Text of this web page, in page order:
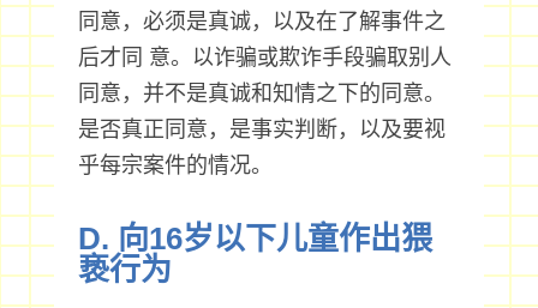
同意，必须是真诚，以及在了解事件之
后才同 意。以诈骗或欺诈手段骗取别人
同意，并不是真诚和知情之下的同意。
是否真正同意，是事实判断，以及要视
乎每宗案件的情况。
D. 向16岁以下儿童作出猥
亵行为